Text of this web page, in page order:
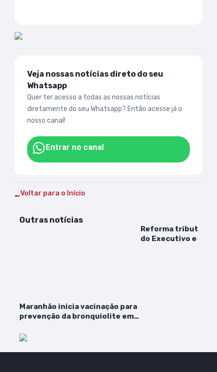
Veja nossas notícias direto do seu
Whatsapp
Quer ter acesso a todas as nossas notícias
diretamente do seu Whatsapp? Então acesse já o
nosso canal!
Entrar no canal
Voltar para o Início
Outras notícias
Maranhão inicia vacinação para
prevenção da bronquiolite em
Reforma tributária
do Executivo e do